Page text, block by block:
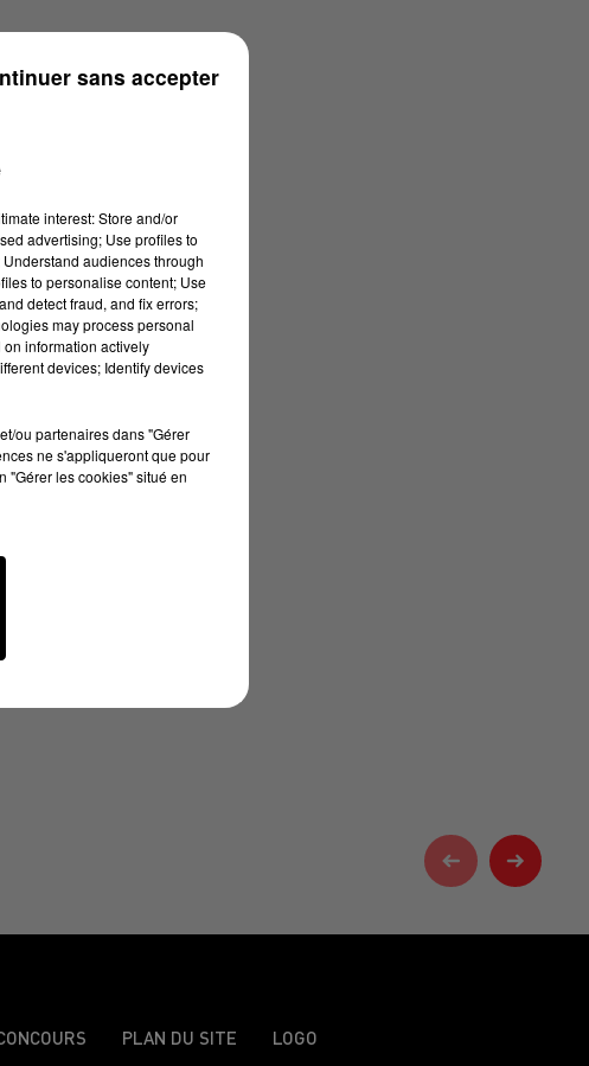
PLAN DU SITE LOGO
interest: Store and/or
advertising; Use profiles to
audiences through
to personalise content; Use
detect fraud, and fix errors;
may process personal
information actively
devices; Identify devices
ou partenaires dans "Gérer
ne s'appliqueront que pour
"Gérer les cookies" situé en
sans accepter